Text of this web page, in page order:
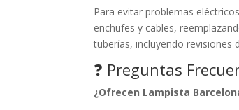
Para evitar problemas
enchufes y cables,
tuberías, incluyendo revisiones
❓ Preguntas
¿Ofrecen Lampista